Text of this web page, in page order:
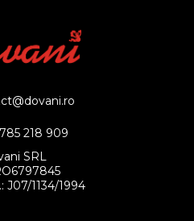
218 909
SRL
J07/1134/1994